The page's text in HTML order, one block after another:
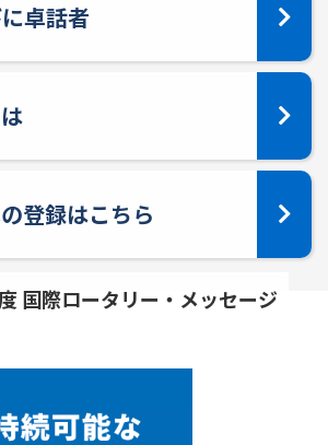
卓話者
登録はこちら
国際ロータリー・メッセージ